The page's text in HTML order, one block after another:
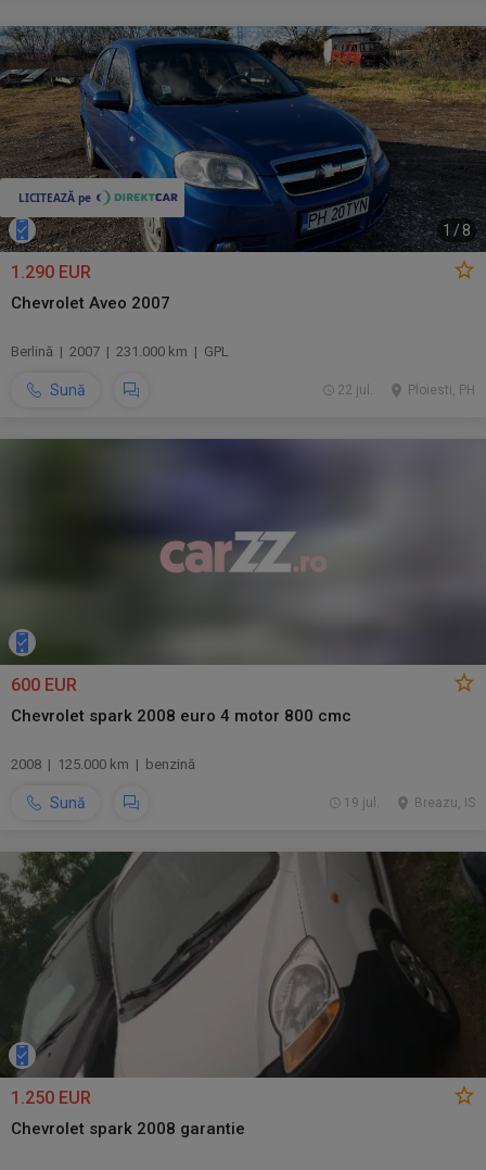
1 /8
1.290 EUR
Chevrolet Aveo 2007
Berlină | 2007 | 231.000 km | GPL
Sună Ploiesti, PH
22 jul.
600 EUR
Chevrolet spark 2008 euro 4 motor 800 cmc
2008 | 125.000 km | benzină
Sună Breazu, IS
19 jul.
1.250 EUR
Chevrolet spark 2008 garantie